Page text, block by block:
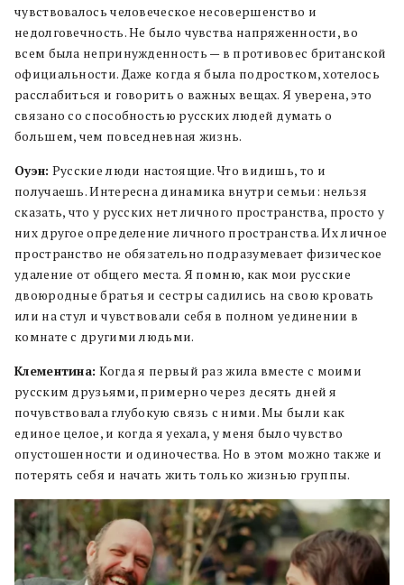
чувствовалось человеческое несовершенство и
недолговечность. Не было чувства напряженности, во
всем была непринужденность — в противовес британской
официальности. Даже когда я была подростком, хотелось
расслабиться и говорить о важных вещах. Я уверена, это
связано со способностью русских людей думать о
большем, чем повседневная жизнь.
Оуэн: Русские люди настоящие. Что видишь, то и
получаешь. Интересна динамика внутри семьи: нельзя
сказать, что у русских нет личного пространства, просто у
них другое определение личного пространства. Их личное
пространство не обязательно подразумевает физическое
удаление от общего места. Я помню, как мои русские
двоюродные братья и сестры садились на свою кровать
или на стул и чувствовали себя в полном уединении в
комнате с другими людьми.
Клементина: Когда я первый раз жила вместе с моими
русским друзьями, примерно через десять дней я
почувствовала глубокую связь с ними. Мы были как
единое целое, и когда я уехала, у меня было чувство
опустошенности и одиночества. Но в этом можно также и
потерять себя и начать жить только жизнью группы.